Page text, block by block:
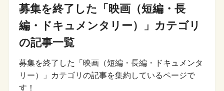
募集を終了した「映画（短編・長
編・ドキュメンタリー）」カテゴリ
の記事一覧
募集を終了した「映画（短編・長編・ドキュメンタ
リー）」カテゴリの記事を集約しているページで
す！